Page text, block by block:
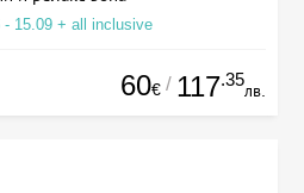
- 15.09 + all inclusive
60€ / 117.35
лв.